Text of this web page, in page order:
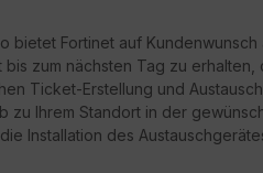
bietet Fortinet auf
zum nächsten Tag zu
Ticket-Erstellung und
zu Ihrem Standort in der
Installation des